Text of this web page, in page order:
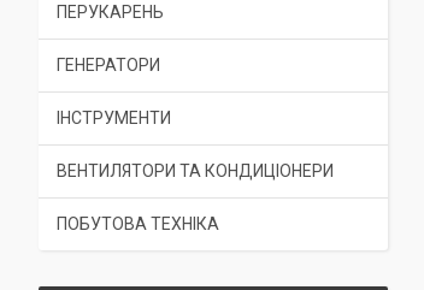
ПЕРУКАРЕНЬ
ГЕНЕРАТОРИ
ІНСТРУМЕНТИ
ВЕНТИЛЯТОРИ ТА КОНДИЦІОНЕРИ
ПОБУТОВА ТЕХНІКА